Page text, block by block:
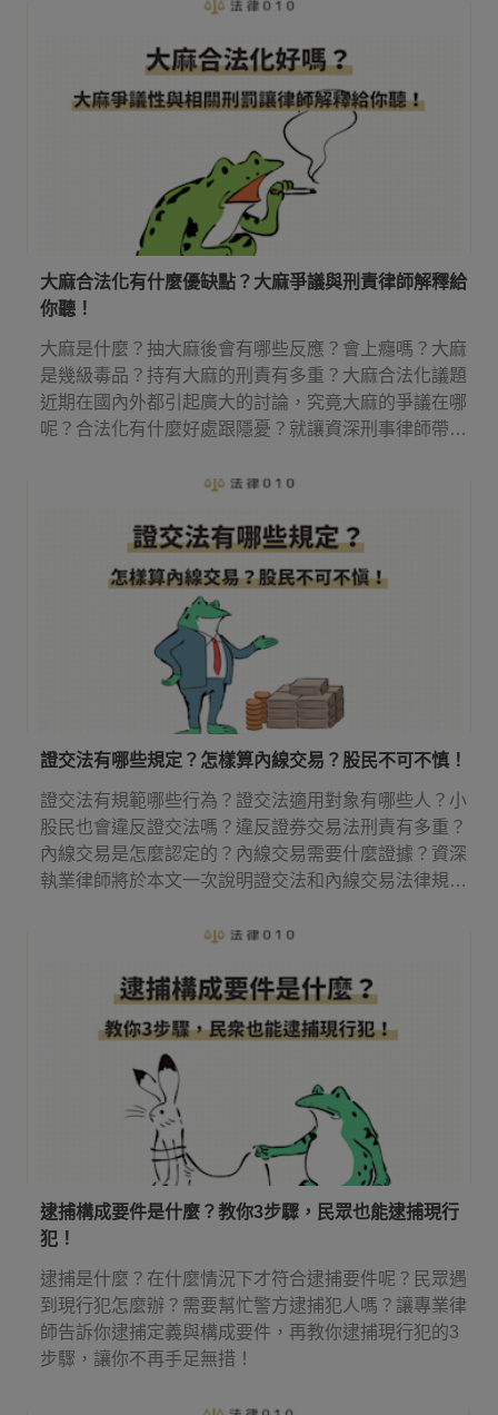
大麻合法化有什麼優缺點？大麻爭議與刑責律師解釋給
你聽！
大麻是什麼？抽大麻後會有哪些反應？會上癮嗎？大麻
是幾級毒品？持有大麻的刑責有多重？大麻合法化議題
近期在國內外都引起廣大的討論，究竟大麻的爭議在哪
呢？合法化有什麼好處跟隱憂？就讓資深刑事律師帶你
證交法有哪些規定？怎樣算內線交易？股民不可不慎！
證交法有規範哪些行為？證交法適用對象有哪些人？小
股民也會違反證交法嗎？違反證券交易法刑責有多重？
內線交易是怎麼認定的？內線交易需要什麼證據？資深
執業律師將於本文一次說明證交法和內線交易法律規
逮捕構成要件是什麼？教你3步驟，民眾也能逮捕現行
犯！
逮捕是什麼？在什麼情況下才符合逮捕要件呢？民眾遇
到現行犯怎麼辦？需要幫忙警方逮捕犯人嗎？讓專業律
師告訴你逮捕定義與構成要件，再教你逮捕現行犯的3
步驟，讓你不再手足無措！